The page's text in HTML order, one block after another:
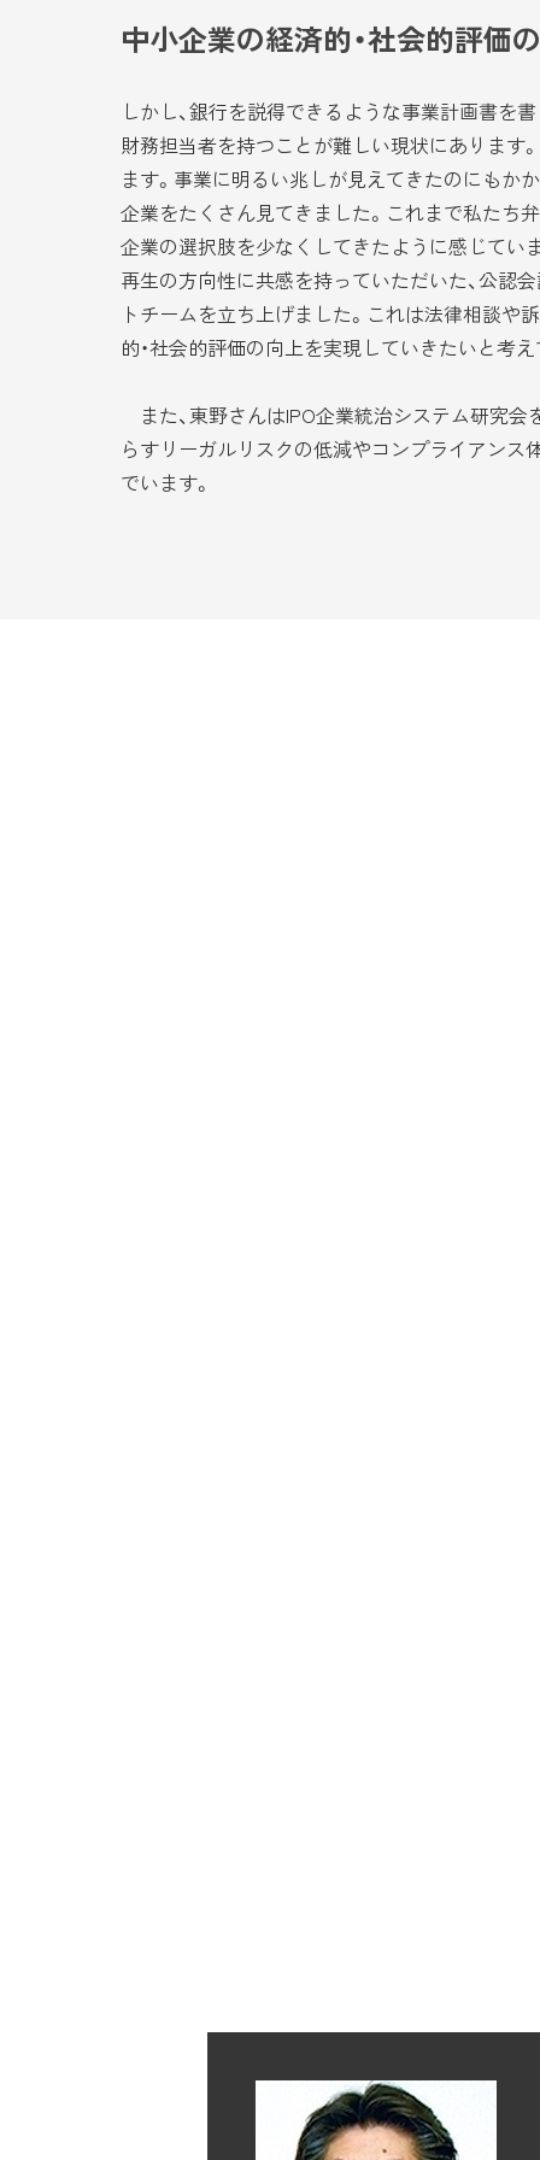
中小企業の経済的・社会的評価
しかし、銀行を説得できるような事業計画書を
財務担当者を持つことが難しい現状にあります
ます。事業に明るい兆しが見えてきたのにもか
企業をたくさん見てきました。これまで私たち
企業の選択肢を少なくしてきたように感じてい
再生の方向性に共感を持っていただいた、公認
トチームを立ち上げました。これは法律相談や
的・社会的評価の向上を実現していきたいと考え
また、東野さんはIPO企業統治システム研究会
らすリーガルリスクの低減やコンプライアンス
でいます。